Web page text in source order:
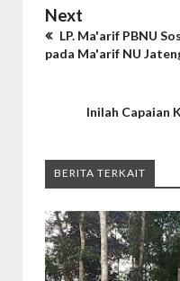
Next
LP. Ma'arif PBNU
pada Ma'arif NU
Inilah Capaian
BERITA TERKAIT